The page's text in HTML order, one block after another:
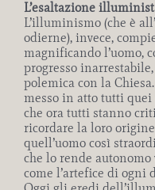
L’esaltazione
L’illuminismo (che è
odierne), invece,
magnificando l’uomo,
progresso
polemica con la
messo in atto tutti
che ora tutti stanno
ricordare la loro
quell’uomo così
che lo rende
come l’artefice di ogni